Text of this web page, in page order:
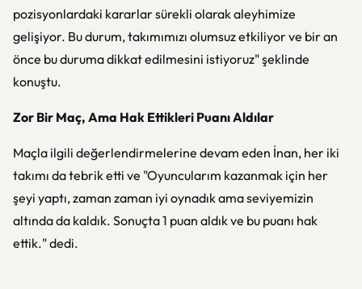
pozisyonlardaki kararlar sürekli olarak aleyhimize
gelişiyor. Bu durum, takımımızı olumsuz etkiliyor ve bir an
önce bu duruma dikkat edilmesini istiyoruz" şeklinde
konuştu.
Zor Bir Maç, Ama Hak Ettikleri Puanı Aldılar
Maçla ilgili değerlendirmelerine devam eden İnan, her iki
takımı da tebrik etti ve "Oyuncularım kazanmak için her
şeyi yaptı, zaman zaman iyi oynadık ama seviyemizin
altında da kaldık. Sonuçta 1 puan aldık ve bu puanı hak
ettik." dedi.